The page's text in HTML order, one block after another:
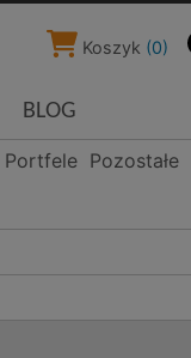
Koszyk (0)
BLOG
Portfele Pozostałe